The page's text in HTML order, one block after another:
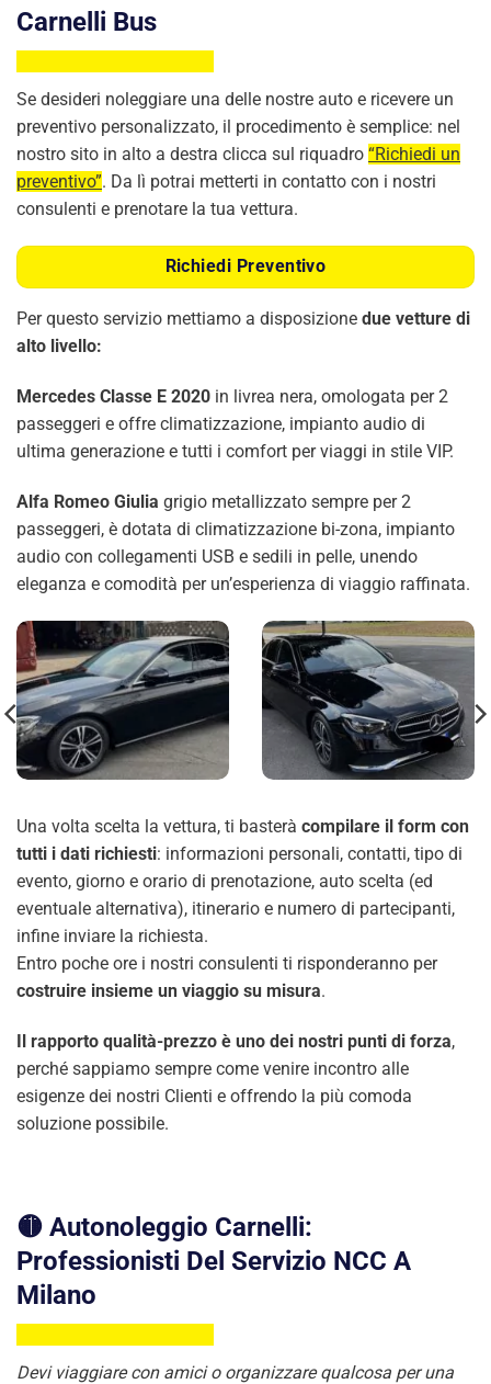
Carnelli Bus
Se desideri noleggiare una delle nostre auto e ricevere un
preventivo personalizzato, il procedimento è semplice: nel
nostro sito in alto a destra clicca sul riquadro “Richiedi un
preventivo”. Da lì potrai metterti in contatto con i nostri
consulenti e prenotare la tua vettura.
Richiedi Preventivo
Per questo servizio mettiamo a disposizione due vetture di
alto livello:
Mercedes Classe E 2020 in livrea nera, omologata per 2
passeggeri e offre climatizzazione, impianto audio di
ultima generazione e tutti i comfort per viaggi in stile VIP.
Alfa Romeo Giulia grigio metallizzato sempre per 2
passeggeri, è dotata di climatizzazione bi-zona, impianto
audio con collegamenti USB e sedili in pelle, unendo
eleganza e comodità per un’esperienza di viaggio raffinata.
Una volta scelta la vettura, ti basterà compilare il form con
tutti i dati richiesti: informazioni personali, contatti, tipo di
evento, giorno e orario di prenotazione, auto scelta (ed
eventuale alternativa), itinerario e numero di partecipanti,
infine inviare la richiesta.
Entro poche ore i nostri consulenti ti risponderanno per
costruire insieme un viaggio su misura.
Il rapporto qualità-prezzo è uno dei nostri punti di forza,
perché sappiamo sempre come venire incontro alle
esigenze dei nostri Clienti e offrendo la più comoda
soluzione possibile.
🟡 Autonoleggio Carnelli:
Professionisti Del Servizio NCC A
Milano
Devi viaggiare con amici o organizzare qualcosa per una